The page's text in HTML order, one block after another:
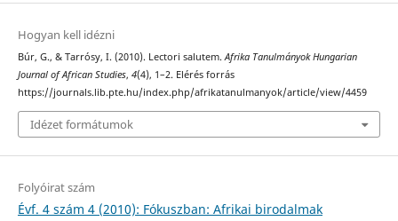
Hogyan kell idézni
Búr, G., & Tarrósy, I. (2010). Lectori salutem.Afrika Tanulmányok Hungarian
Journal of African Studies, 4(4), 1–2. Elérés forrás
https://journals.lib.pte.hu/index.php/afrikatanulmanyok/article/view/4459
Idézet formátumok
Folyóirat szám
Évf. 4 szám 4 (2010): Fókuszban: Afrikai birodalmak